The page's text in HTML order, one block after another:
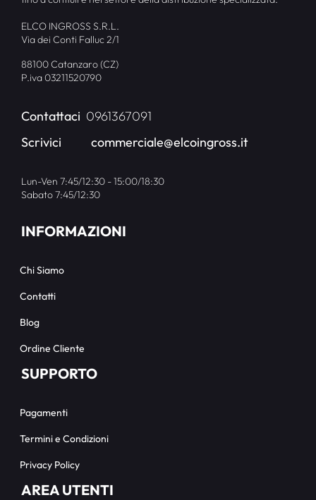
ELCO INGROSS S.R.L.
Via dei Conti Falluc 2/1
88100 Catanzaro (CZ)
P.iva 03211520790
Contattaci 0961367091
Scrivici
commerciale@elcoingross.it
Lun-Ven 7:45/12:30 - 15:00/18:30
Sabato 7:45/12:30
INFORMAZIONI
Chi Siamo
Contatti
Blog
Ordine Cliente
SUPPORTO
Pagamenti
Termini e Condizioni
Privacy Policy
AREA UTENTI